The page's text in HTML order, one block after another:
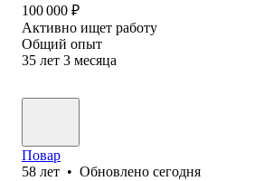
100 000 ₽
Активно ищет работу
Общий опыт
35 лет 3 месяца
Повар
58 лет • Обновлено сегодня